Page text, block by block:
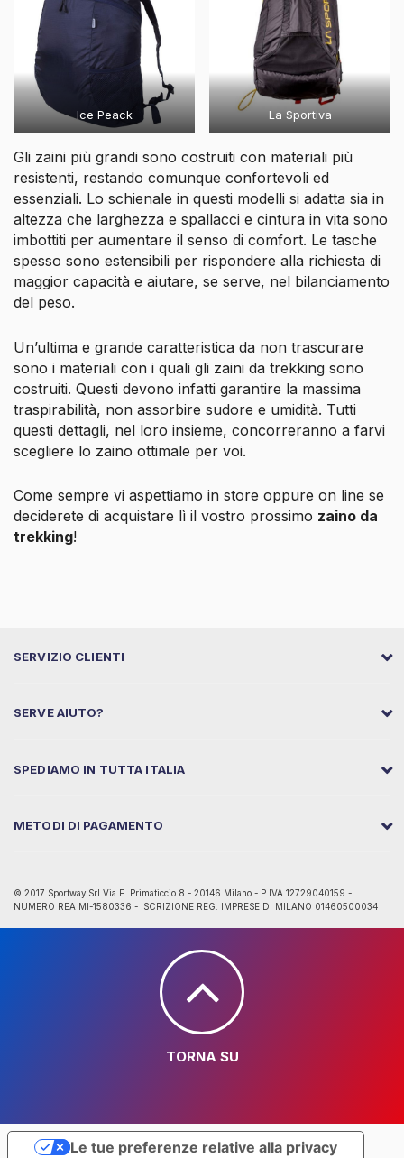
Ice Peack La Sportiva
Gli zaini più grandi sono costruiti con materiali più
resistenti, restando comunque confortevoli ed
essenziali. Lo schienale in questi modelli si adatta sia in
altezza che larghezza e spallacci e cintura in vita sono
imbottiti per aumentare il senso di comfort. Le tasche
spesso sono estensibili per rispondere alla richiesta di
maggior capacità e aiutare, se serve, nel bilanciamento
del peso.
Un’ultima e grande caratteristica da non trascurare
sono i materiali con i quali gli zaini da trekking sono
costruiti. Questi devono infatti garantire la massima
traspirabilità, non assorbire sudore e umidità. Tutti
questi dettagli, nel loro insieme, concorreranno a farvi
scegliere lo zaino ottimale per voi.
Come sempre vi aspettiamo in store oppure on line se
deciderete di acquistare lì il vostro prossimo zaino da
trekking!
SERVIZIO CLIENTI
SERVE AIUTO?
SPEDIAMO IN TUTTA ITALIA
METODI DI PAGAMENTO
© 2017 Sportway Srl Via F. Primaticcio 8 - 20146 Milano - P.IVA 12729040159 -
NUMERO REA MI-1580336 - ISCRIZIONE REG. IMPRESE DI MILANO 01460500034
TORNA SU
Le tue preferenze relative alla privacy